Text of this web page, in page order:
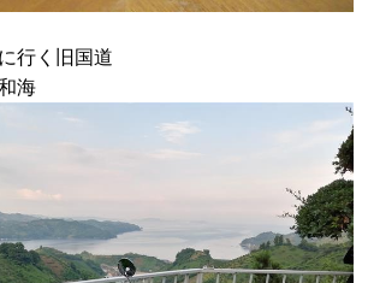
行く旧国道
海